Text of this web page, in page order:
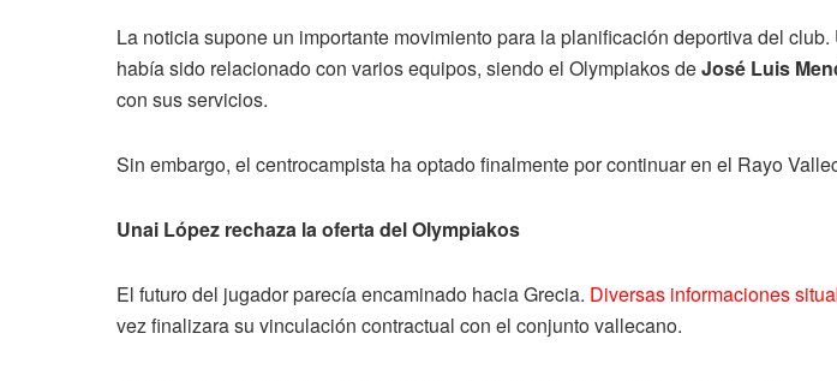
La noticia supone un importante movimiento para la planificación deportiva del
había sido relacionado con varios equipos, siendo el Olympiakos deJosé Luis
con sus servicios.
Sin embargo, el centrocampista ha optado finalmente por continuar en el Rayo
Unai López rechaza la oferta del Olympiakos
El futuro del jugador parecía encaminado hacia Grecia. Diversas informaciones
vez finalizara su vinculación contractual con el conjunto vallecano.